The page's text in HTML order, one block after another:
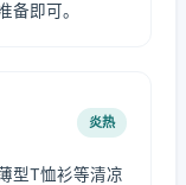
备即可。
炎热
型T恤衫等清凉